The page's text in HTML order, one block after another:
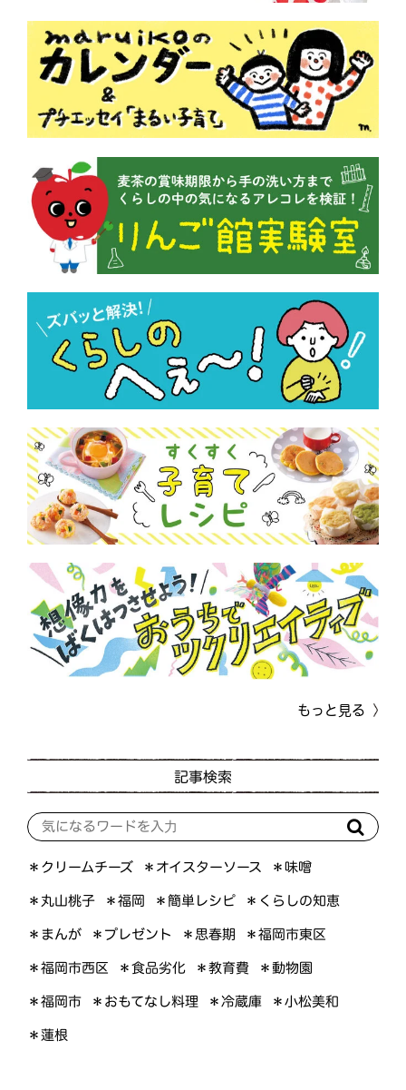
もっと見る
記事検索
＊クリームチーズ ＊オイスターソース ＊味噌
＊丸山桃子 ＊福岡 ＊簡単レシピ ＊くらしの知恵
＊まんが ＊プレゼント ＊思春期 ＊福岡市東区
＊福岡市西区 ＊食品劣化 ＊教育費 ＊動物園
＊福岡市 ＊おもてなし料理 ＊冷蔵庫 ＊小松美和
＊蓮根